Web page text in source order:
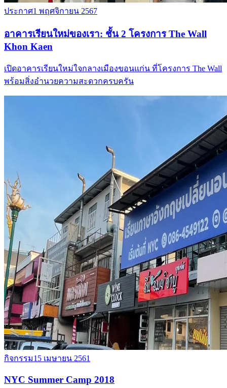
ประกาศ1 พฤศจิกายน 2567
อาคารเรียนใหม่ของเรา: ชั้น 2 โครงการ The Wall
Khon Kaen
เปิดอาคารเรียนใหม่ใจกลางเมืองขอนแก่น ที่โครงการ The Wall
พร้อมสิ่งอำนวยความสะดวกครบครัน
กิจกรรม15 เมษายน 2561
NYC Summer Camp 2018